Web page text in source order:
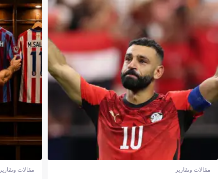
مقالات وتقارير مقالات